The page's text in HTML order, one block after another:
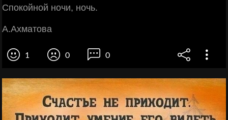
Спокойной ночи, ночь.
А.Ахматова
1 0 0